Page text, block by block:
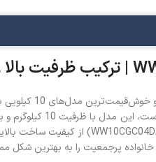
و 9 کیلویی از
پرجمعیت را به بهترین